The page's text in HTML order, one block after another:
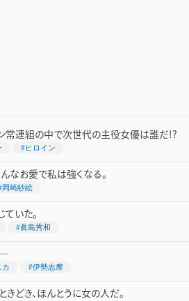
常連組の中で次世代の主役女優は誰だ!?
#ヒロイン
なお愛で私は強くなる。
岡崎紗絵
ていた。
#眞島秀和
カ #伊勢志摩
きどき、ほんとうに女の人だ。